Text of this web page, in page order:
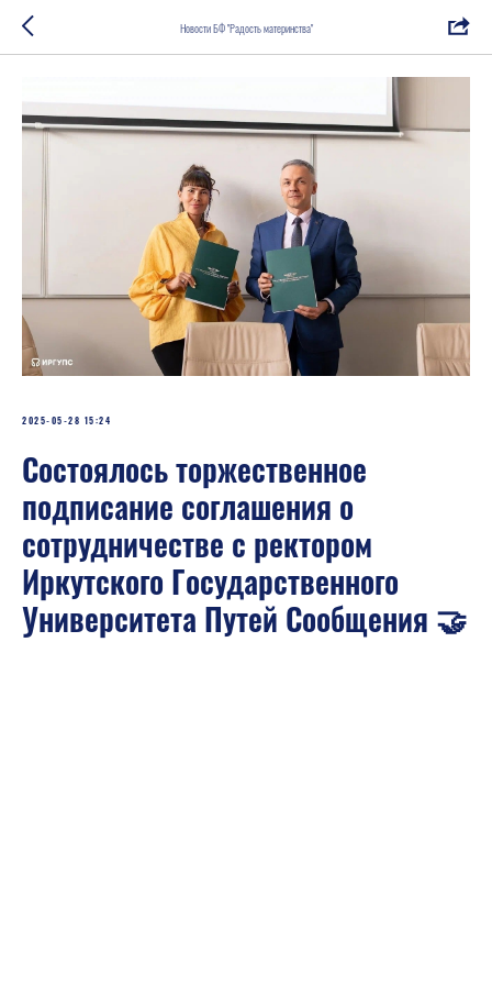
Новости БФ "Радость материнства"
2025-05-28 15:24
Состоялось торжественное
подписание соглашения о
сотрудничестве с ректором
Иркутского Государственного
Университета Путей Сообщения 🤝